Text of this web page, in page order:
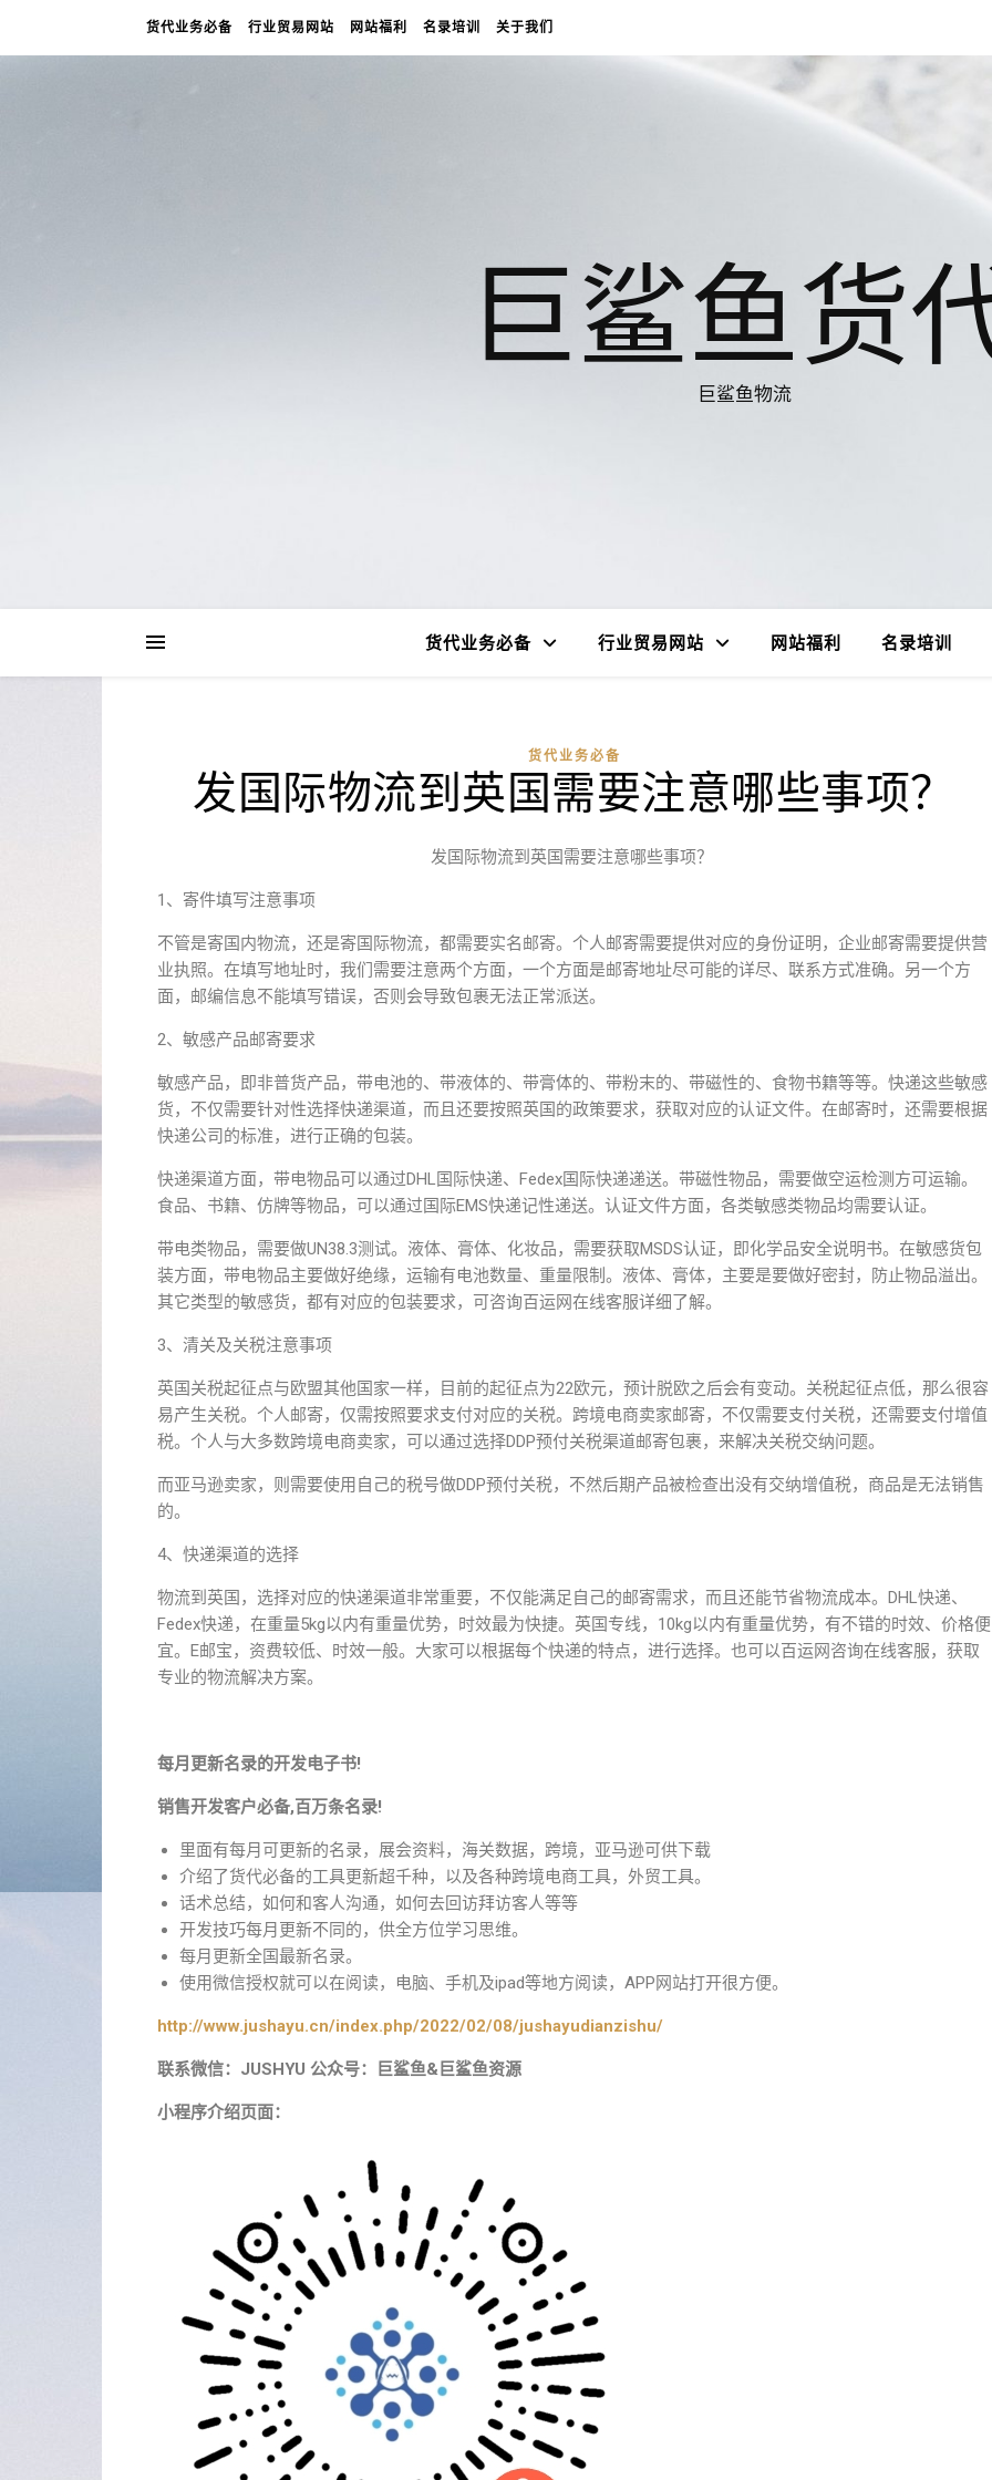
货代业务必备 行业贸易网站 网站福利 名录培训 关于我们
巨鲨鱼货
巨鲨鱼物流
货代业务必备 行业贸易网站 网站福利 名录培训
货代业务必备
发国际物流到英国需要注意哪些事项？
发国际物流到英国需要注意哪些事项？
1、寄件填写注意事项
不管是寄国内物流，还是寄国际物流，都需要实名邮寄。个人邮寄需要提供对应的身份证明，企业邮寄需要提供营
业执照。在填写地址时，我们需要注意两个方面，一个方面是邮寄地址尽可能的详尽、联系方式准确。另一个方
面，邮编信息不能填写错误，否则会导致包裹无法正常派送。
2、敏感产品邮寄要求
敏感产品，即非普货产品，带电池的、带液体的、带膏体的、带粉末的、带磁性的、食物书籍等等。快递这些敏感
货，不仅需要针对性选择快递渠道，而且还要按照英国的政策要求，获取对应的认证文件。在邮寄时，还需要根据
快递公司的标准，进行正确的包装。
快递渠道方面，带电物品可以通过DHL国际快递、Fedex国际快递递送。带磁性物品，需要做空运检测方可运输。
食品、书籍、仿牌等物品，可以通过国际EMS快递记性递送。认证文件方面，各类敏感类物品均需要认证。
带电类物品，需要做UN38.3测试。液体、膏体、化妆品，需要获取MSDS认证，即化学品安全说明书。在敏感货包
装方面，带电物品主要做好绝缘，运输有电池数量、重量限制。液体、膏体，主要是要做好密封，防止物品溢出。
其它类型的敏感货，都有对应的包装要求，可咨询百运网在线客服详细了解。
3、清关及关税注意事项
英国关税起征点与欧盟其他国家一样，目前的起征点为22欧元，预计脱欧之后会有变动。关税起征点低，那么很容
易产生关税。个人邮寄，仅需按照要求支付对应的关税。跨境电商卖家邮寄，不仅需要支付关税，还需要支付增值
税。个人与大多数跨境电商卖家，可以通过选择DDP预付关税渠道邮寄包裹，来解决关税交纳问题。
而亚马逊卖家，则需要使用自己的税号做DDP预付关税，不然后期产品被检查出没有交纳增值税，商品是无法销售
的。
4、快递渠道的选择
物流到英国，选择对应的快递渠道非常重要，不仅能满足自己的邮寄需求，而且还能节省物流成本。DHL快递、
Fedex快递，在重量5kg以内有重量优势，时效最为快捷。英国专线，10kg以内有重量优势，有不错的时效、价格便
宜。E邮宝，资费较低、时效一般。大家可以根据每个快递的特点，进行选择。也可以百运网咨询在线客服，获取
专业的物流解决方案。
每月更新名录的开发电子书!
销售开发客户必备,百万条名录!
里面有每月可更新的名录，展会资料，海关数据，跨境，亚马逊可供下载
介绍了货代必备的工具更新超千种，以及各种跨境电商工具，外贸工具。
话术总结，如何和客人沟通，如何去回访拜访客人等等
开发技巧每月更新不同的，供全方位学习思维。
每月更新全国最新名录。
使用微信授权就可以在阅读，电脑、手机及ipad等地方阅读，APP网站打开很方便。
http://www.jushayu.cn/index.php/2022/02/08/jushayudianzishu/
联系微信：JUSHYU 公众号：巨鲨鱼&巨鲨鱼资源
小程序介绍页面：